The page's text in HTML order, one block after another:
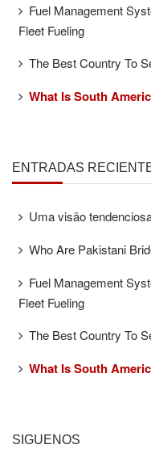
Fuel Management
Fleet Fueling
The Best Country To
What Is South
ENTRADAS
Uma visão
Who Are Pakistani
Fuel Management
Fleet Fueling
The Best Country To
What Is South
SÍGUENOS